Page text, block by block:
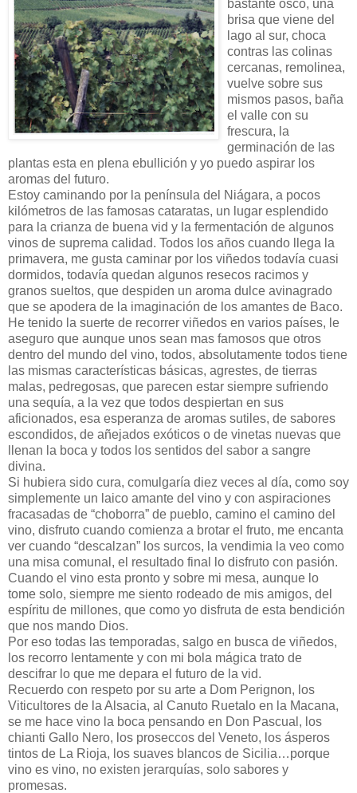
bastante osco, una
brisa que viene del
lago al sur, choca
contras las colinas
cercanas, remolinea,
vuelve sobre sus
mismos pasos, baña
el valle con su
frescura, la
germinación de las
plantas esta en plena ebullición y yo puedo aspirar los
aromas del futuro.
Estoy caminando por la península del Niágara, a pocos
kilómetros de las famosas cataratas, un lugar esplendido
para la crianza de buena vid y la fermentación de algunos
vinos de suprema calidad. Todos los años cuando llega la
primavera, me gusta caminar por los viñedos todavía cuasi
dormidos, todavía quedan algunos resecos racimos y
granos sueltos, que despiden un aroma dulce avinagrado
que se apodera de la imaginación de los amantes de Baco.
He tenido la suerte de recorrer viñedos en varios países, le
aseguro que aunque unos sean mas famosos que otros
dentro del mundo del vino, todos, absolutamente todos tiene
las mismas características básicas, agrestes, de tierras
malas, pedregosas, que parecen estar siempre sufriendo
una sequía, a la vez que todos despiertan en sus
aficionados, esa esperanza de aromas sutiles, de sabores
escondidos, de añejados exóticos o de vinetas nuevas que
llenan la boca y todos los sentidos del sabor a sangre
divina.
Si hubiera sido cura, comulgaría diez veces al día, como soy
simplemente un laico amante del vino y con aspiraciones
fracasadas de “choborra” de pueblo, camino el camino del
vino, disfruto cuando comienza a brotar el fruto, me encanta
ver cuando “descalzan” los surcos, la vendimia la veo como
una misa comunal, el resultado final lo disfruto con pasión.
Cuando el vino esta pronto y sobre mi mesa, aunque lo
tome solo, siempre me siento rodeado de mis amigos, del
espíritu de millones, que como yo disfruta de esta bendición
que nos mando Dios.
Por eso todas las temporadas, salgo en busca de viñedos,
los recorro lentamente y con mi bola mágica trato de
descifrar lo que me depara el futuro de la vid.
Recuerdo con respeto por su arte a Dom Perignon, los
Viticultores de la Alsacia, al Canuto Ruetalo en la Macana,
se me hace vino la boca pensando en Don Pascual, los
chianti Gallo Nero, los proseccos del Veneto, los ásperos
tintos de La Rioja, los suaves blancos de Sicilia…porque
vino es vino, no existen jerarquías, solo sabores y
promesas.